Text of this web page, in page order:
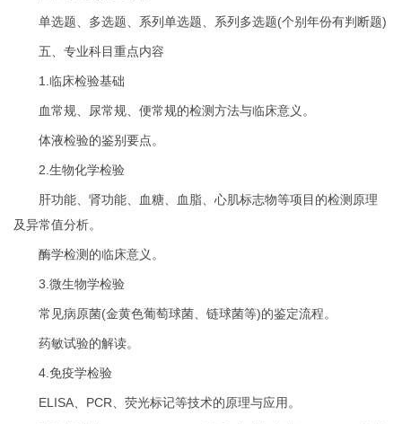
单选题、多选题、系列单选题、系列多选题(个别年份有判断题)
五、专业科目重点内容
1.临床检验基础
血常规、尿常规、便常规的检测方法与临床意义。
体液检验的鉴别要点。
2.生物化学检验
肝功能、肾功能、血糖、血脂、心肌标志物等项目的检测原理
及异常值分析。
酶学检测的临床意义。
3.微生物学检验
常见病原菌(金黄色葡萄球菌、链球菌等)的鉴定流程。
药敏试验的解读。
4.免疫学检验
ELISA、PCR、荧光标记等技术的原理与应用。